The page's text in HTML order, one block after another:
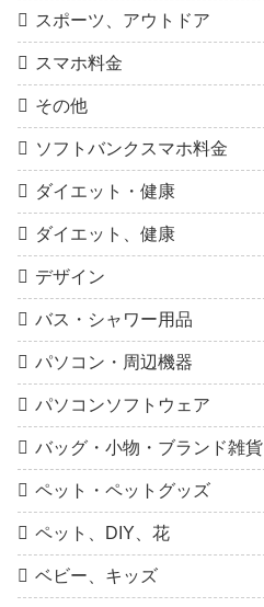
スポーツ、アウトドア
スマホ料金
その他
ソフトバンクスマホ料金
ダイエット・健康
ダイエット、健康
デザイン
バス・シャワー用品
パソコン・周辺機器
パソコンソフトウェア
バッグ・小物・ブランド雑貨
ペット・ペットグッズ
ペット、DIY、花
ベビー、キッズ